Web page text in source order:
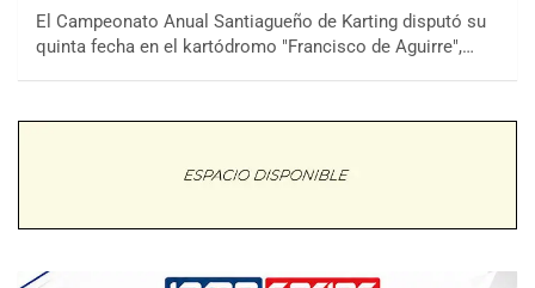
El Campeonato Anual Santiagueño de Karting disputó su
quinta fecha en el kartódromo "Francisco de Aguirre",…